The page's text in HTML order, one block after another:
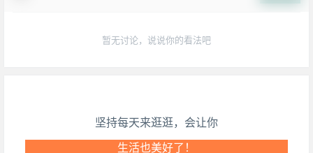
暂无讨论，说说你的看法吧
坚持每天来逛逛，会让你